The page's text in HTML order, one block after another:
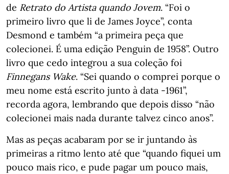
de Retrato do Artista quando Jovem. “Foi o
primeiro livro que li de James Joyce”, conta
Desmond e também “a primeira peça que
colecionei. É uma edição Penguin de 1958”. Outro
livro que cedo integrou a sua coleção foi
Finnegans Wake. “Sei quando o comprei porque o
meu nome está escrito junto à data -1961”,
recorda agora, lembrando que depois disso “não
colecionei mais nada durante talvez cinco anos”.
Mas as peças acabaram por se ir juntando às
primeiras a ritmo lento até que “quando fiquei um
pouco mais rico, e pude pagar um pouco mais,